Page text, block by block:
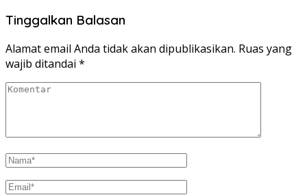
Tinggalkan Balasan
Alamat email Anda tidak akan dipublikasikan. Ruas yang
wajib ditandai *